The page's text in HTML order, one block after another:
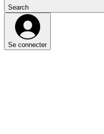
Search
Se connecter